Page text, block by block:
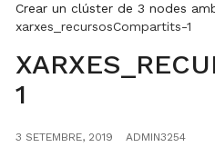
Crear un clúster de 3 nodes
xarxes_recursosCompartits-1
1
3 SETEMBRE, 2019 ADMIN3254